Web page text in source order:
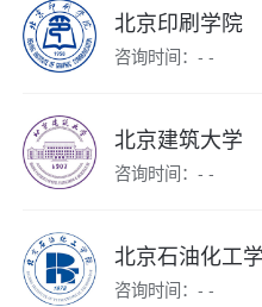
北京印刷学院
咨询时间：- -
北京建筑大学
咨询时间：- -
北京石油化工
咨询时间：- -